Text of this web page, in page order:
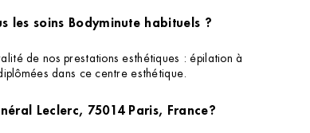
les soins Bodyminute habituels ?
de nos prestations esthétiques : épilation à
dans ce centre esthétique.
Leclerc, 75014 Paris, France?